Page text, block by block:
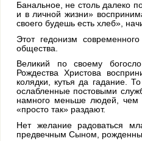
Банальное, не столь далеко
и в личной жизни»
своего будешь есть хлеб»,
Этот гедонизм
общества.
Великий по своему
Рождества Христова
колядки, кутья да гадание.
ослабленные постовыми
намного меньше людей, чем
«просто так» раздают.
Нет желание радоваться
предвечным Сыном,